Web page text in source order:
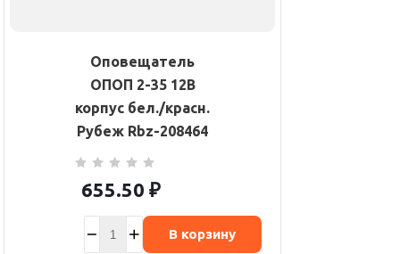
Оповещатель
ОПОП 2-35 12В
корпус бел./красн.
Рубеж Rbz-208464
655.50 ₽
В корзину